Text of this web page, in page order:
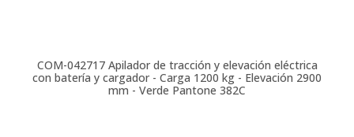
COM-042717 Apilador de tracción y elevación eléctrica
con batería y cargador - Carga 1200 kg - Elevación 2900
mm - Verde Pantone 382C